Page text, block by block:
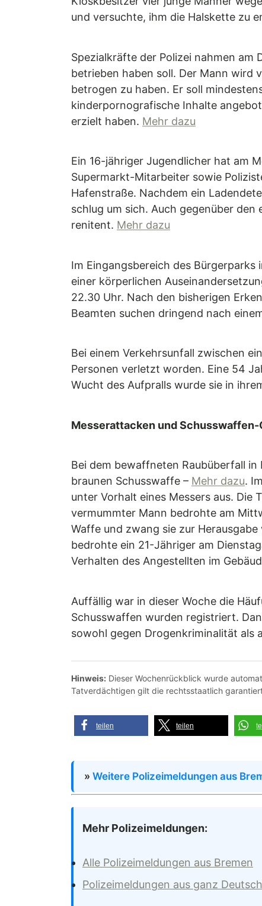
und versuchte, ihm die Halskette zu
Spezialkräfte der Polizei nahmen
betrieben haben soll. Der Mann wird
betrogen zu haben. Er soll
kinderpornografische Inhalte
erzielt haben. Mehr dazu
Ein 16-jähriger Jugendlicher hat am
Supermarkt-Mitarbeiter sowie
Hafenstraße. Nachdem ein
schlug um sich. Auch gegenüber
renitent. Mehr dazu
Im Eingangsbereich des
einer körperlichen
22.30 Uhr. Nach den bisherigen
Beamten suchen dringend nach
Bei einem Verkehrsunfall zwischen
Personen verletzt worden. Eine 54
Wucht des Aufpralls wurde sie in
Messerattacken und Schusswaffen-
Bei dem bewaffneten Raubüberfall
braunen Schusswaffe – Mehr dazu.
unter Vorhalt eines Messers aus. Die
vermummter Mann bedrohte am
Waffe und zwang sie zur
bedrohte ein 21-Jähriger am
Verhalten des Angestellten im
Auffällig war in dieser Woche die
Schusswaffen wurden registriert.
sowohl gegen Drogenkriminalität als
Hinweis: Dieser Wochenrückblick wurde
Tatverdächtigen gilt die rechtsstaatlich
teilen teilen
» Weitere Polizeimeldungen aus
Mehr Polizeimeldungen:
Alle Polizeimeldungen aus Bremen
Polizeimeldungen aus ganz